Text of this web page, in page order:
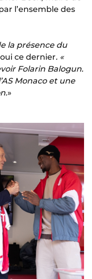
l’ensemble des
la présence du
ce dernier. «
Folarin Balogun.
Monaco et une
»